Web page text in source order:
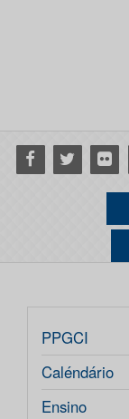
Facebook
Twitter Flickr
PPGCI
Caléndário
Ensino